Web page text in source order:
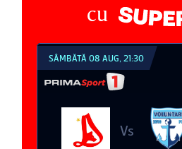
cu
SÂMBĂTĂ 08 AUG, 21:30
Vs